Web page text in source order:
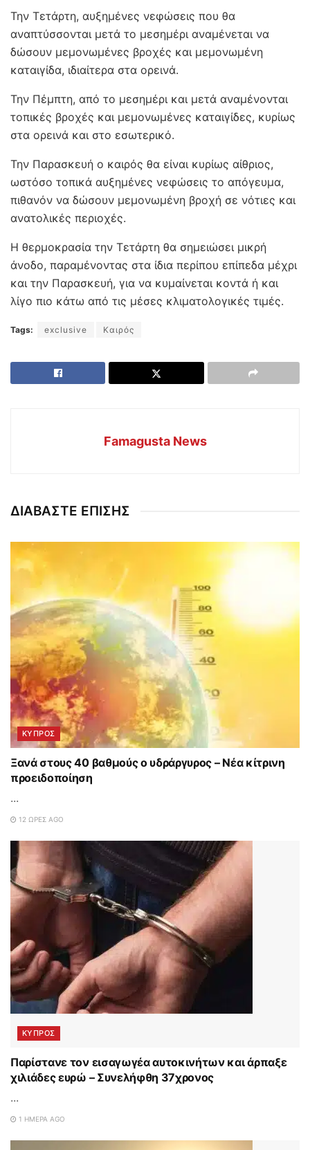
Την Τετάρτη, αυξημένες νεφώσεις που θα
αναπτύσσονται μετά το μεσημέρι αναμένεται να
δώσουν μεμονωμένες βροχές και μεμονωμένη
καταιγίδα, ιδιαίτερα στα ορεινά.
Την Πέμπτη, από το μεσημέρι και μετά αναμένονται
τοπικές βροχές και μεμονωμένες καταιγίδες, κυρίως
στα ορεινά και στο εσωτερικό.
Την Παρασκευή ο καιρός θα είναι κυρίως αίθριος,
ωστόσο τοπικά αυξημένες νεφώσεις το απόγευμα,
πιθανόν να δώσουν μεμονωμένη βροχή σε νότιες και
ανατολικές περιοχές.
Η θερμοκρασία την Τετάρτη θα σημειώσει μικρή
άνοδο, παραμένοντας στα ίδια περίπου επίπεδα μέχρι
και την Παρασκευή, για να κυμαίνεται κοντά ή και
λίγο πιο κάτω από τις μέσες κλιματολογικές τιμές.
Tags: exclusive Καιρός
Famagusta News
ΔΙΑΒΑΣΤΕ ΕΠΙΣΗΣ
ΚΥΠΡΟΣ
Ξανά στους 40 βαθμούς ο υδράργυρος – Νέα κίτρινη
προειδοποίηση
...
12 ΏΡΕΣ AGO
ΚΥΠΡΟΣ
Παρίστανε τον εισαγωγέα αυτοκινήτων και άρπαξε
χιλιάδες ευρώ – Συνελήφθη 37χρονος
...
1 ΗΜΈΡΑ AGO